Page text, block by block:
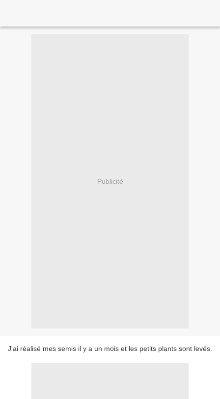
Publicité
J'ai réalisé mes semis il y a un mois et les petits plants sont levés.